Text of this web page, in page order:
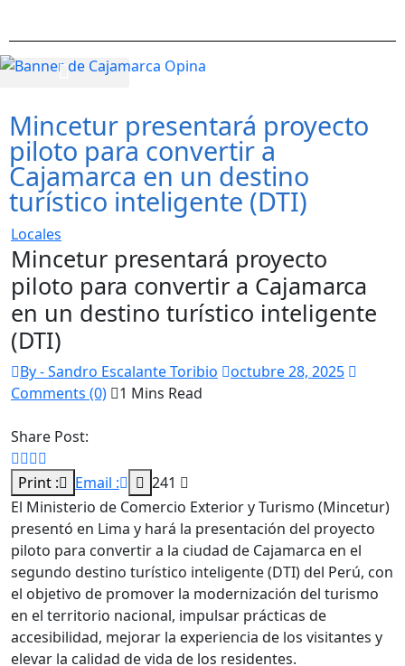
Mincetur presentará proyecto
piloto para convertir a
Cajamarca en un destino
turístico inteligente (DTI)
Locales
Mincetur presentará proyecto
piloto para convertir a Cajamarca
en un destino turístico inteligente
(DTI)
By - Sandro Escalante Toribio
octubre 28, 2025
Comments (0)
1 Mins Read
Share Post:
Print : Email :
241
El Ministerio de Comercio Exterior y Turismo (Mincetur)
presentó en Lima y hará la presentación del proyecto
piloto para convertir a la ciudad de Cajamarca en el
segundo destino turístico inteligente (DTI) del Perú, con
el objetivo de promover la modernización del turismo
en el territorio nacional, impulsar prácticas de
accesibilidad, mejorar la experiencia de los visitantes y
elevar la calidad de vida de los residentes.